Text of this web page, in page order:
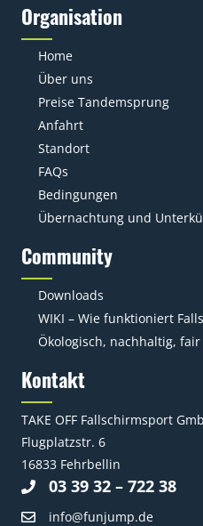
Organisation
Home
Über uns
Preise Tandemsprung
Anfahrt
Standort
FAQs
Bedingungen
Übernachtung und
Community
Downloads
WIKI – Wie funktioniert
Ökologisch, nachhaltig, fair
Kontakt
TAKE OFF Fallschirmsport
Flugplatzstr. 6
16833 Fehrbellin
03 39 32 – 722 38
info@funjump.de